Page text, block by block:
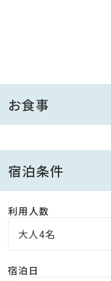
[料理のご案内]
モダン懐石…今まで
厳選された素材と、
終わりまでじっくりと
お食事は、専用食事
[お風呂のご案内]
お食事
宿泊条件
利用人数
大人4名
宿泊日